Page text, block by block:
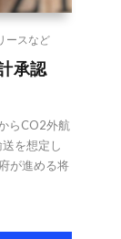
ースなど
承認
らCO2外航
を想定し
が進める将